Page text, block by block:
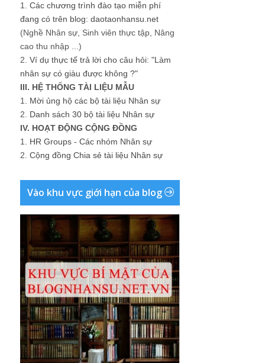
1. Các chương trình đào tạo miễn phí
đang có trên blog: daotaonhansu.net
(Nghề Nhân sự, Sinh viên thực tập, Nâng
cao thu nhập ...)
2. Ví dụ thực tế trả lời cho câu hỏi: "Làm
nhân sự có giàu được không ?"
III. HỆ THỐNG TÀI LIỆU MẪU
1. Mời ủng hộ các bộ tài liệu Nhân sự
2. Danh sách 30 bộ tài liệu Nhân sự
IV. HOẠT ĐỘNG CỘNG ĐỒNG
1. HR Groups - Các nhóm Nhân sự
2. Cộng đồng Chia sẻ tài liệu Nhân sự
Vào khu vực giới hạn của blog